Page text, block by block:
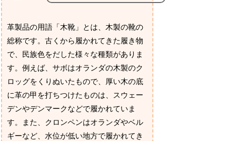
革製品の用語「木靴」とは、木製の靴の
総称です。古くから履かれてきた履き物
で、民族色をだした様々な種類がありま
す。例えば、サボはオランダの木製のク
ロッグをくりぬいたもので、厚い木の底
に革の甲を打ちつけたものは、スウェー
デンやデンマークなどで履かれていま
す。また、クロンペンはオランダやベル
ギーなど、水位が低い地方で履かれてき